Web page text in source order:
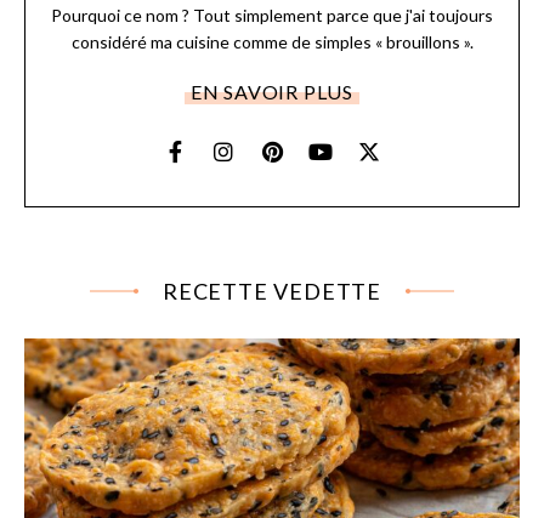
Pourquoi ce nom ? Tout simplement parce que j'ai toujours
considéré ma cuisine comme de simples « brouillons ».
EN SAVOIR PLUS
RECETTE VEDETTE